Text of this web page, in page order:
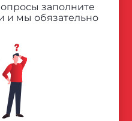
заполните
и мы обязательно